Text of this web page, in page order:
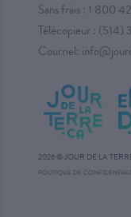
Sans frais : 1 800
Télécopieur :
Courriel:
2026 © JOUR DE LA
POLITIQUE DE